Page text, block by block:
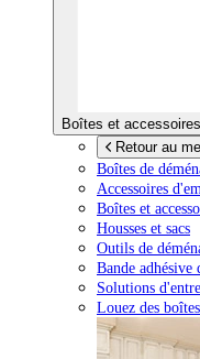
Boîtes et
Retour au
Boîtes de
Accessoires
Boîtes et
Housses et sacs
Outils de
Bande adhésive
Solutions
Louez des